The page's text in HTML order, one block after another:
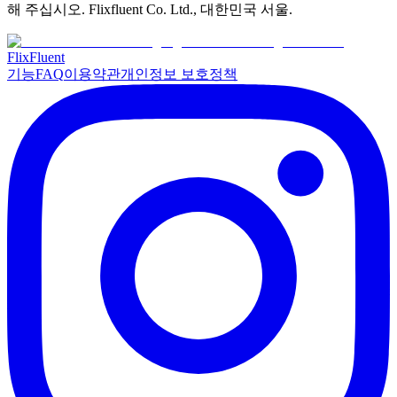
해 주십시오. Flixfluent Co. Ltd., 대한민국 서울.
FlixFluent
기능FAQ이용약관개인정보 보호정책